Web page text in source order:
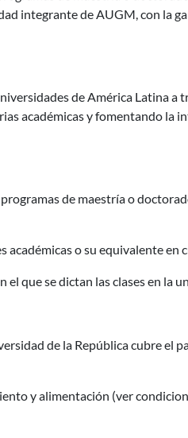
integrante de AUGM, con la
de América Latina a
académicas y fomentando la
de maestría o
académicas o su equivalente en
que se dictan las clases en la
de la República cubre el
y alimentación (ver